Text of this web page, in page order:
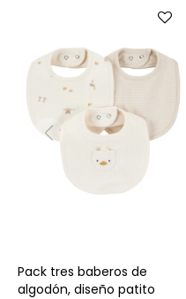
Pack tres baberos de
algodón, diseño patito